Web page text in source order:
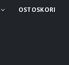
OSTOSKORI